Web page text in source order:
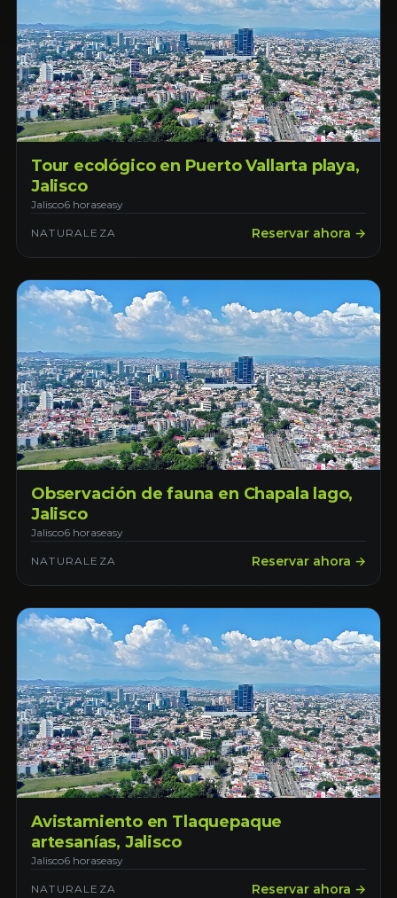
Tour ecológico en Puerto Vallarta playa,
Jalisco
Jalisco6 horaseasy
NATURALEZA Reservar ahora →
Observación de fauna en Chapala lago,
Jalisco
Jalisco6 horaseasy
NATURALEZA Reservar ahora →
Avistamiento en Tlaquepaque
artesanías, Jalisco
Jalisco6 horaseasy
NATURALEZA Reservar ahora →